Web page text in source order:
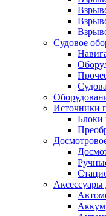
Судовое
Источники
Блоки
Аксессуары